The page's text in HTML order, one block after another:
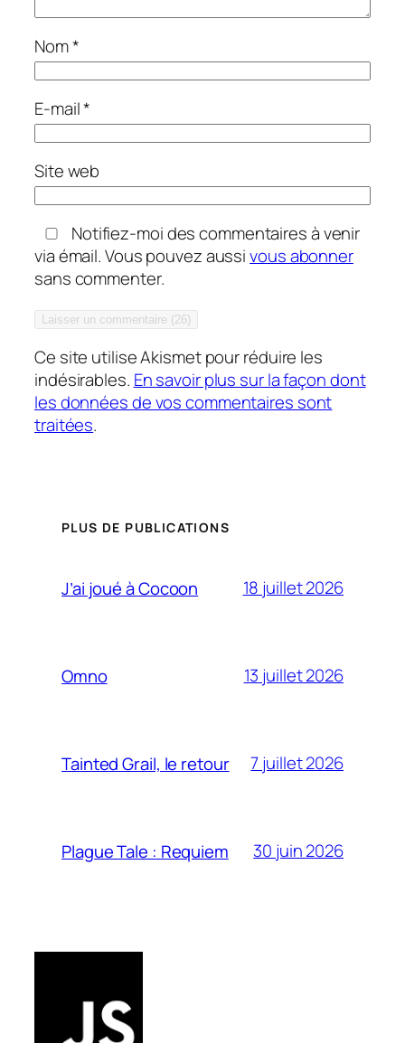
Nom*
E-mail*
Site web
Notifiez-moi des commentaires à venir
via émail. Vous pouvez aussivous abonner
sans commenter.
Ce site utilise Akismet pour réduire les
indésirables. En savoir plus sur la façon dont
les données de vos commentaires sont
traitées.
PLUS DE PUBLICATIONS
J’ai joué à Cocoon 18 juillet 2026
Omno 13 juillet 2026
Tainted Grail, le retour 7 juillet 2026
Plague Tale : Requiem 30 juin 2026